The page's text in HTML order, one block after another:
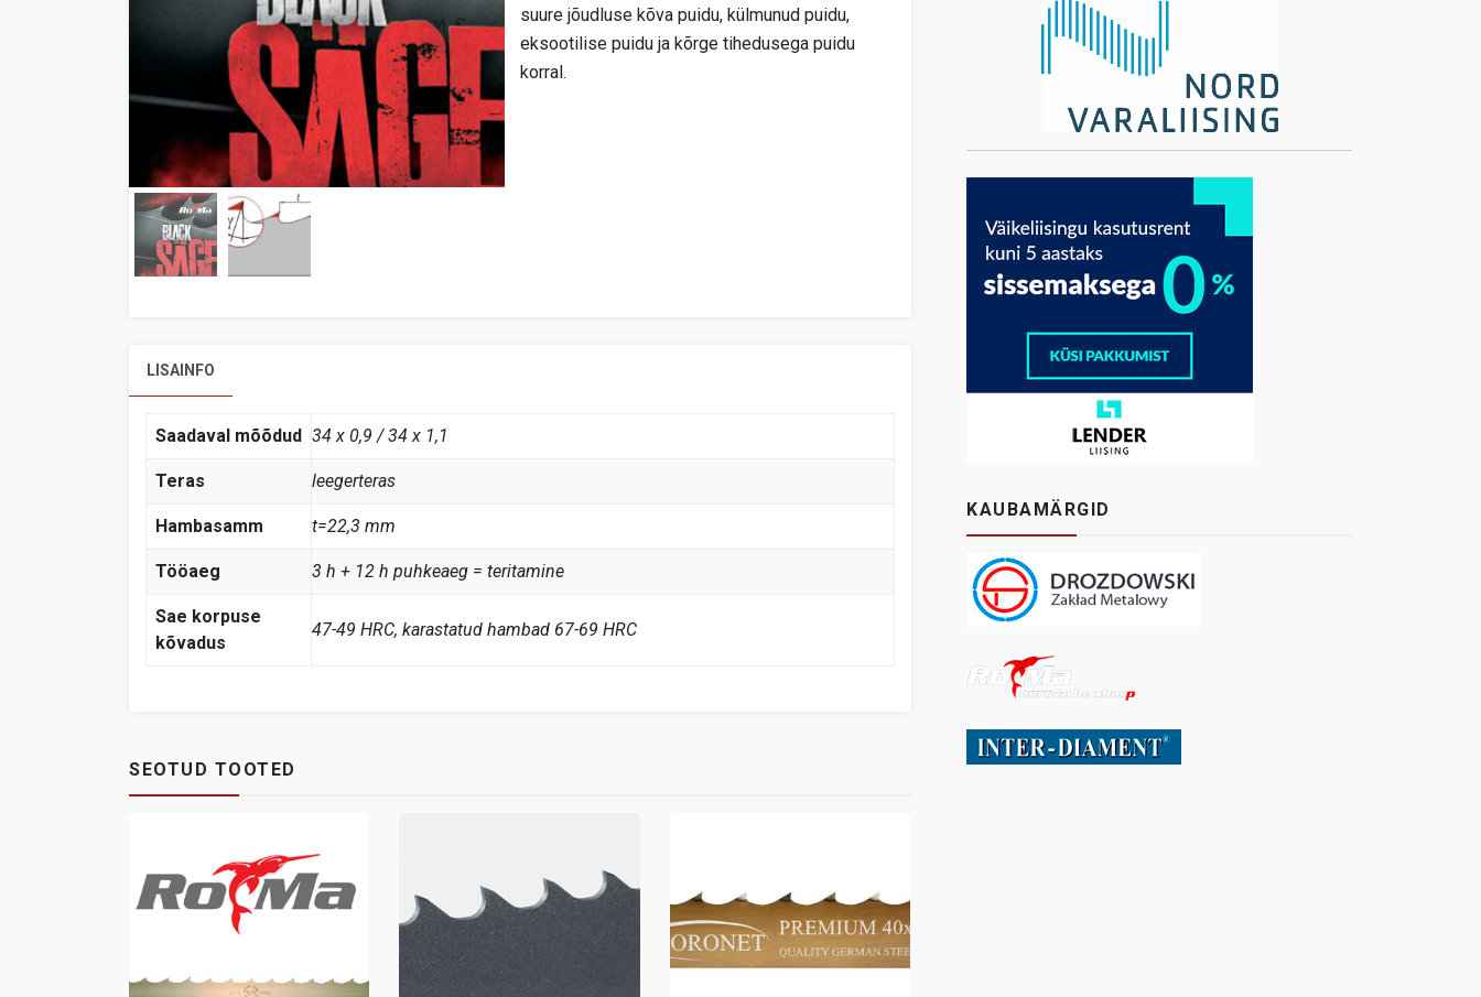
suure jõudluse kõva puidu, külmunud puidu,
eksootilise puidu ja kõrge tihedusega puidu
korral.
LISAINFO
Saadaval mõõdud 34 x 0,9 / 34 x 1,1
Teras leegerteras
Hambasamm t=22,3 mm
Tööaeg 3 h + 12 h puhkeaeg = teritamine
Sae korpuse
kõvadus
47-49 HRC, karastatud hambad 67-69 HRC
SEOTUD TOOTED
KAUBAMÄRGID